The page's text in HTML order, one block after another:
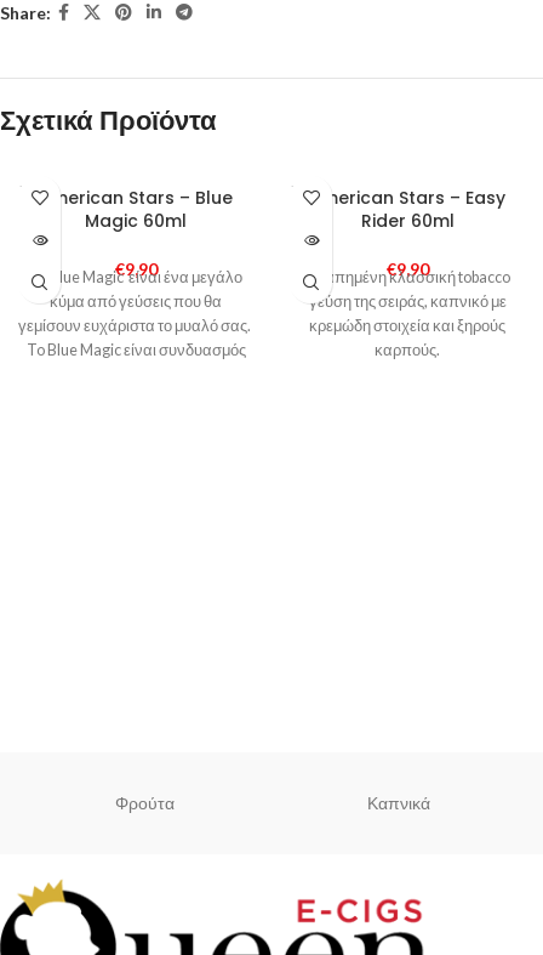
Share:
Σχετικά Προϊόντα
SOLD
OUTAmerican Stars – Blue
Magic 60ml
€9,90
Το Blue Magic είναι ένα μεγάλο
κύμα από γεύσεις που θα
γεμίσουν ευχάριστα το μυαλό σας.
To Blue Magic είναι συνδυασμός
SOLD
OUTAmerican Stars – Easy
Rider 60ml
€9,90
Αγαπημένη κλασσική tobacco
γεύση της σειράς, καπνικό με
κρεμώδη στοιχεία και ξηρούς
καρπούς.
Φρούτα Καπνικά